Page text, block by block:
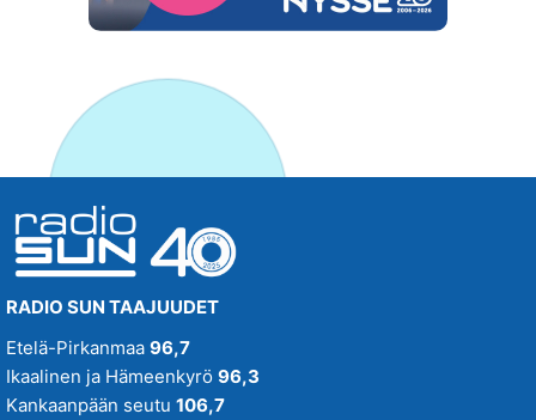
RADIO SUN TAAJUUDET
Etelä-Pirkanmaa 96,7
Ikaalinen ja Hämeenkyrö 96,3
Kankaanpään seutu 106,7